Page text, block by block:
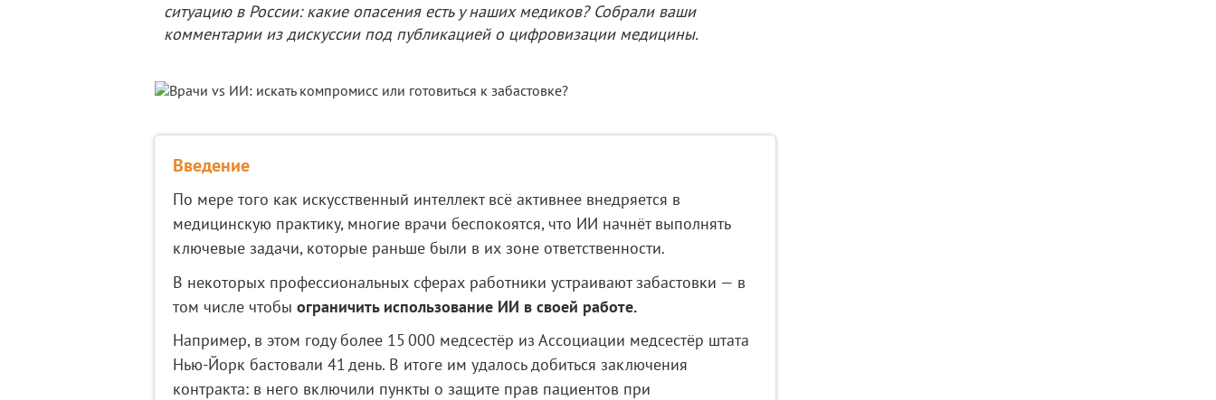
ситуацию в России: какие опасения есть у наших медиков? Собрали ваши
комментарии из дискуссии под публикацией о цифровизации медицины.
Введение
По мере того как искусственный интеллект всё активнее внедряется в
медицинскую практику, многие врачи беспокоятся, что ИИ начнёт выполнять
ключевые задачи, которые раньше были в их зоне ответственности.
В некоторых профессиональных сферах работники устраивают забастовки — в
том числе чтобы ограничить использование ИИ в своей работе.
Например, в этом году более 15 000 медсестёр из Ассоциации медсестёр штата
Нью‑Йорк бастовали 41 день. В итоге им удалось добиться заключения
контракта: в него включили пункты о защите прав пациентов при